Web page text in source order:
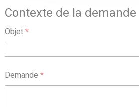
Contexte de la demande
Objet *
Demande *